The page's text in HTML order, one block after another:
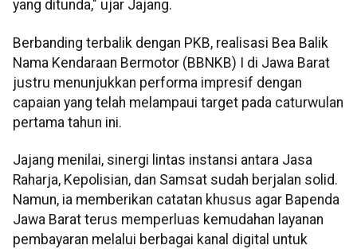
yang ditunda," ujar Jajang.
Berbanding terbalik dengan PKB, realisasi Bea Balik
Nama Kendaraan Bermotor (BBNKB) I di Jawa Barat
justru menunjukkan performa impresif dengan
capaian yang telah melampaui target pada caturwulan
pertama tahun ini.
Jajang menilai, sinergi lintas instansi antara Jasa
Raharja, Kepolisian, dan Samsat sudah berjalan solid.
Namun, ia memberikan catatan khusus agar Bapenda
Jawa Barat terus memperluas kemudahan layanan
pembayaran melalui berbagai kanal digital untuk